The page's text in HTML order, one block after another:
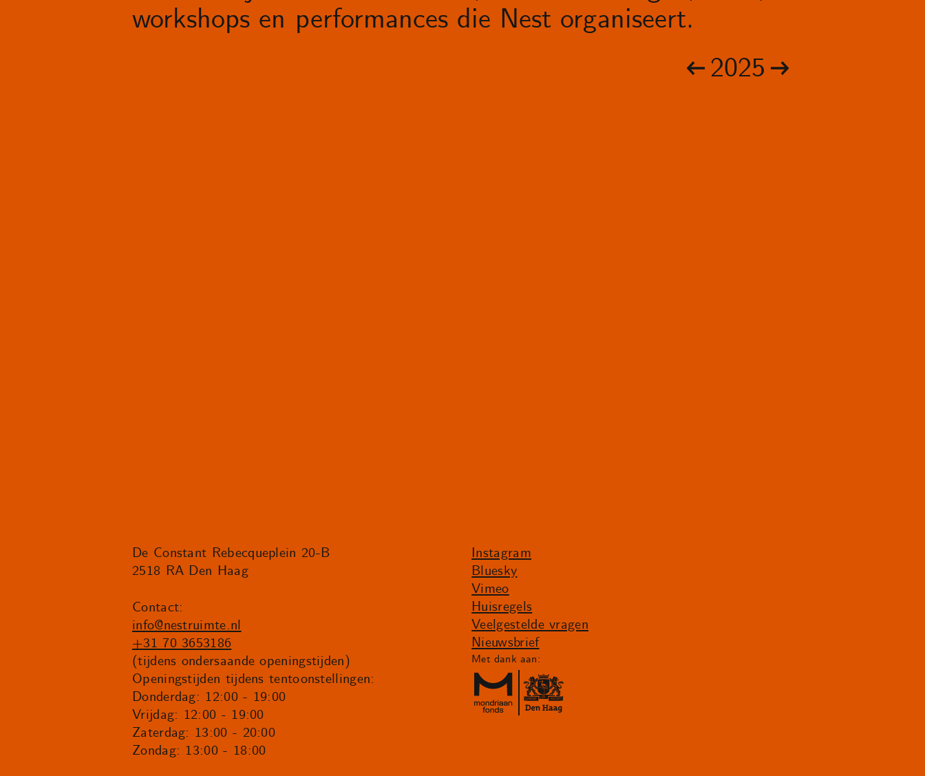
workshops en performances die Nest organiseert.
2025
De Constant Rebecqueplein 20-B
2518 RA Den Haag
Contact:
info@nestruimte.nl
+31 70 3653186
(tijdens ondersaande openingstijden)
Openingstijden tijdens tentoonstellingen:
Donderdag: 12:00 - 19:00
Vrijdag: 12:00 - 19:00
Zaterdag: 13:00 - 20:00
Zondag: 13:00 - 18:00
Instagram
Bluesky
Vimeo
Huisregels
Veelgestelde vragen
Nieuwsbrief
Met dank aan: